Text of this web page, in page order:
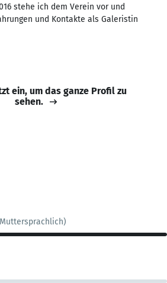
stehe ich dem Verein vor und
und Kontakte als Galeristin
ein, um das ganze Profil zu
sehen.